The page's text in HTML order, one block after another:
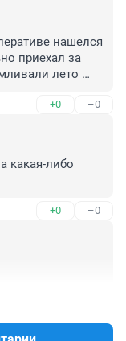
нашелся
приехал за
лето
- никто его не
в Интернет
у котейки
+0 –0
какая-либо
+0 –0